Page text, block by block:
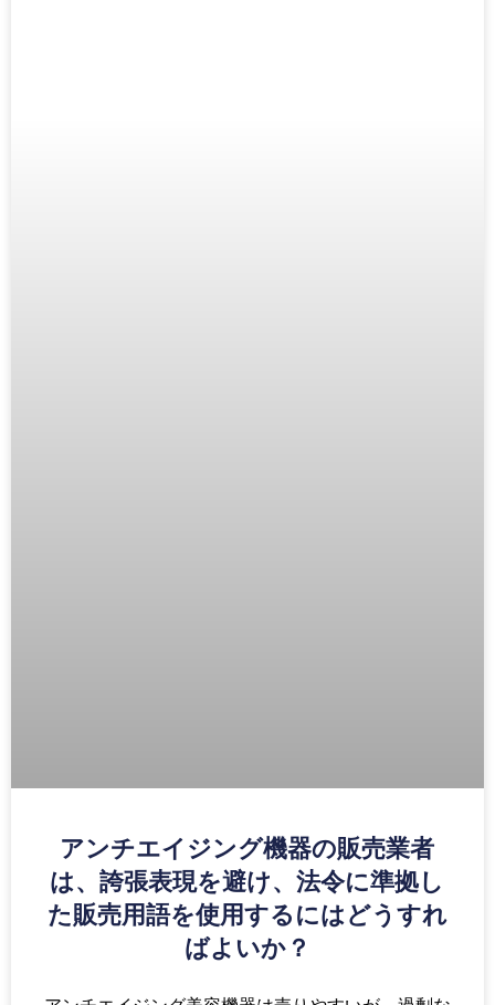
アンチエイジング機器の販売業者
は、誇張表現を避け、法令に準拠し
た販売用語を使用するにはどうすれ
ばよいか？